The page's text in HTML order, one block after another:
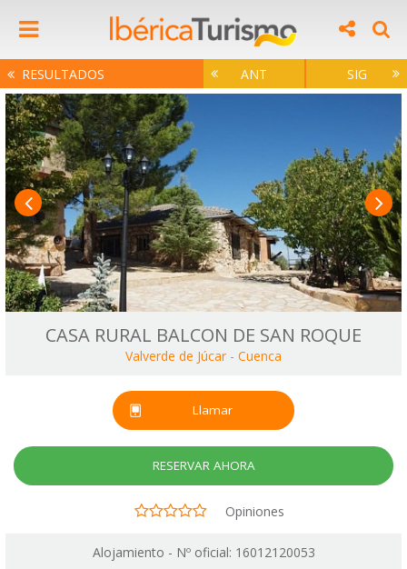
RESULTADOS ANT SIG
CASA RURAL BALCON DE SAN ROQUE
Valverde de Júcar - Cuenca
Llamar
RESERVAR AHORA
Opiniones
Alojamiento - Nº oficial: 16012120053